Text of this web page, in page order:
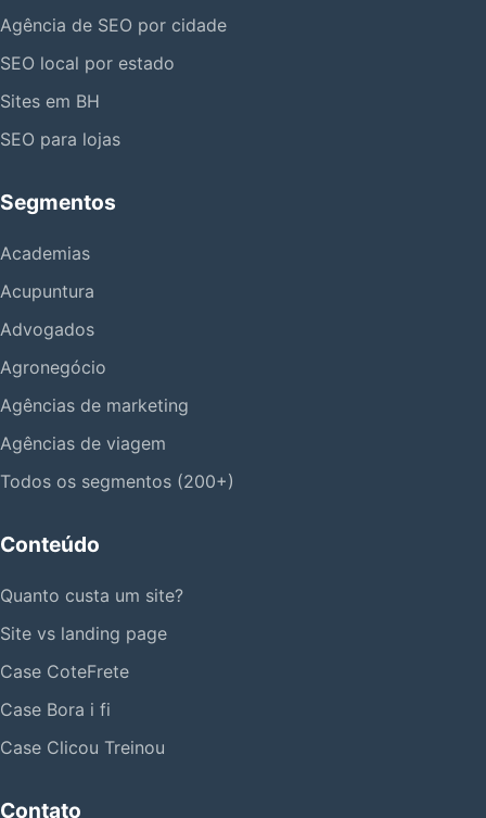
Agência de SEO por cidade
SEO local por estado
Sites em BH
SEO para lojas
Segmentos
Academias
Acupuntura
Advogados
Agronegócio
Agências de marketing
Agências de viagem
Todos os segmentos (200+)
Conteúdo
Quanto custa um site?
Site vs landing page
Case CoteFrete
Case Bora i fi
Case Clicou Treinou
Contato